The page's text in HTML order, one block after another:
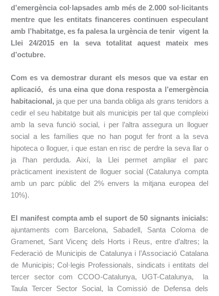
d’emergència col·lapsades amb més de 2.000 sol·licitants
mentre que les entitats financeres continuen especulant
amb l’habitatge, es fa palesa la urgència de tenir vigent la
Llei 24/2015 en la seva totalitat aquest mateix mes
d’octubre.
Com es va demostrar durant els mesos que va estar en
aplicació, és una eina que dona resposta a l’emergència
habitacional, ja que per una banda obliga als grans tenidors a
cedir el seu habitatge buit als municipis per tal que compleixi
amb la seva funció social, i per l’altra assegura un lloguer
social a les famílies que no han pogut fer front a la seva
hipoteca o lloguer, i que estan en risc de perdre la seva llar o
ja l’han perduda. Així, la Llei permet ampliar el parc
pràcticament inexistent de lloguer social (Catalunya compta
amb un parc públic del 2% envers la mitjana europea del
10%).
El manifest compta amb el suport de 50 signants inicials:
ajuntaments com Barcelona, Sabadell, Santa Coloma de
Gramenet, Sant Vicenç dels Horts i Reus, entre d’altres; la
Federació de Municipis de Catalunya i l’Associació Catalana
de Municipis; Col·legis Professionals, sindicats i entitats del
tercer sector com CCOO-Catalunya, UGT-Catalunya, la
Taula Tercer Sector Social, la Comissió de Defensa dels